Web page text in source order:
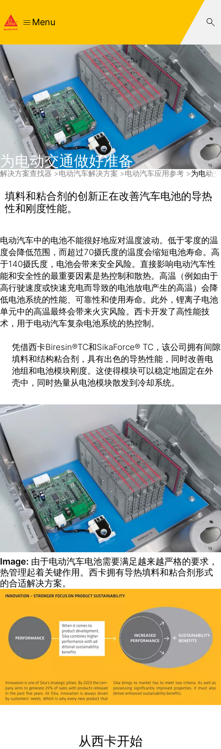
Menu
为电动交通做好准备
解决方案查找器 电动汽车解决方案 电动汽车应用参考 为电动
填料和粘合剂的创新正在改善汽车电池的导热
性和刚度性能。
电动汽车中的电池不能很好地应对温度波动。低于零度的温
度会降低范围，而超过70摄氏度的温度会缩短电池寿命。高
于140摄氏度，电池会带来安全风险。直接影响电动汽车性
能和安全性的最重要因素是热控制和散热。高温（例如由于
高行驶速度或快速充电而导致的电池放电产生的高温）会降
低电池系统的性能、可靠性和使用寿命。此外，锂离子电池
单元中的高温最终会带来火灾风险。西卡开发了高性能技
术，用于电动汽车复杂电池系统的热控制。
凭借西卡Biresin®TC和SikaForce® TC，该公司拥有间隙
填料和结构粘合剂，具有出色的导热性能，同时改善电
池组和电池模块刚度。这使得模块可以稳定地固定在外
壳中，同时热量从电池模块散发到冷却系统。
Image: 由于电动汽车电池需要满足越来越严格的要求，
热管理起着关键作用。西卡拥有导热填料和粘合剂形式
的合适解决方案。
从西卡开始